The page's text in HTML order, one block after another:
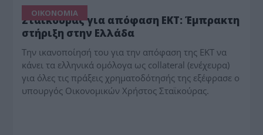
ΟΙΚΟΝΟΜΙΑ
Σταϊκούρας για απόφαση ΕΚΤ: Έμπρακτη
στήριξη στην Ελλάδα
Την ικανοποίησή του για την απόφαση της ΕΚΤ να
κάνει τα ελληνικά ομόλογα ως collateral (ενέχευρα)
για όλες τις πράξεις χρηματοδότησής της εξέφρασε ο
υπουργός Οικονομικών Χρήστος Σταϊκούρας.